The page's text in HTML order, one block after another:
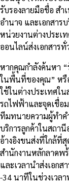
รับรองลายมือชื่อ สำ
อำนาจ และเอกสาร
หน่วยงานต่างประเ
ออนไลน์ส่งเอกสารทั่
หากคุณกำลังค้นหา “
ในพื้นที่ของคุณ” หรื
ใช้ในต่างประเทศใ
รถไฟฟ้าและจุดเชื่อ
ทีมทนายความผู้ทำค
บริการลูกค้าในสถา
อ้างอิงขนส่งที่ใกล้ที่สุ
สำนักงานหลักลาดพ
และเวลานำส่งเอก
-34 นาทีในช่วงเวล